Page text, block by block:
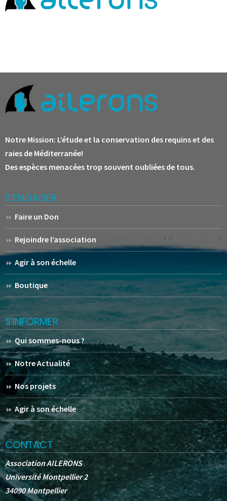
Notre Mission: L’étude et la conservation des requins et des
raies de Méditerranée!
Des espèces menacées trop souvent oubliées de tous.
S’ENGAGER
Faire un Don
Rejoindre l’association
Agir à son échelle
Boutique
S’INFORMER
Qui sommes-nous ?
Notre Actualité
Nos projets
Agir à son échelle
CONTACT
Association AILERONS
Université Montpellier 2
34090 Montpellier